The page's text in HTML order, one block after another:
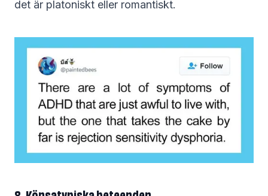
det är platoniskt eller romantiskt.